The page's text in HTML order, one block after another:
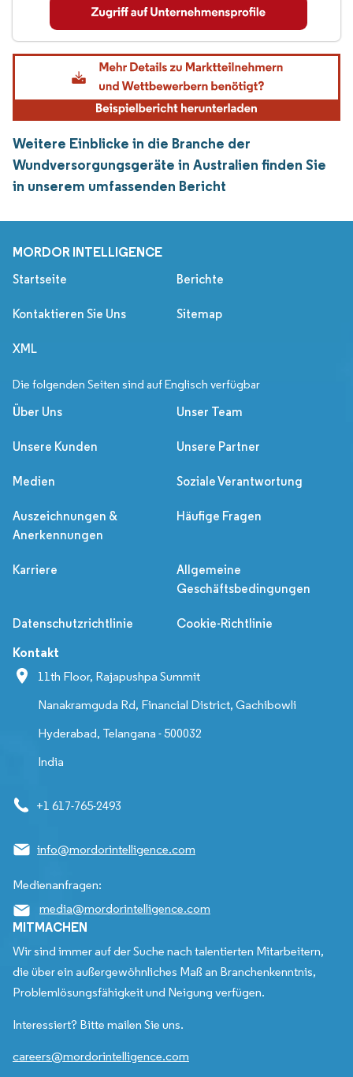
Weitere Einblicke in die Branche der
Wundversorgungsgeräte in Australien finden Sie
in unserem umfassenden Bericht
MORDOR INTELLIGENCE
Startseite Berichte
Kontaktieren Sie Uns Sitemap
XML
Die folgenden Seiten sind auf Englisch verfügbar
Über Uns Unser Team
Unsere Kunden Unsere Partner
Medien Soziale Verantwortung
Auszeichnungen &
Anerkennungen
Häufige Fragen
Karriere
Allgemeine
Geschäftsbedingungen
Datenschutzrichtlinie Cookie-Richtlinie
Kontakt
11th Floor, Rajapushpa Summit
Nanakramguda Rd, Financial District, Gachibowli
Hyderabad, Telangana - 500032
India
+1 617-765-2493
info@mordorintelligence.com
Medienanfragen:
media@mordorintelligence.com
MITMACHEN
Wir sind immer auf der Suche nach talentierten Mitarbeitern,
die über ein außergewöhnliches Maß an Branchenkenntnis,
Problemlösungsfähigkeit und Neigung verfügen.
Interessiert? Bitte mailen Sie uns.
careers@mordorintelligence.com